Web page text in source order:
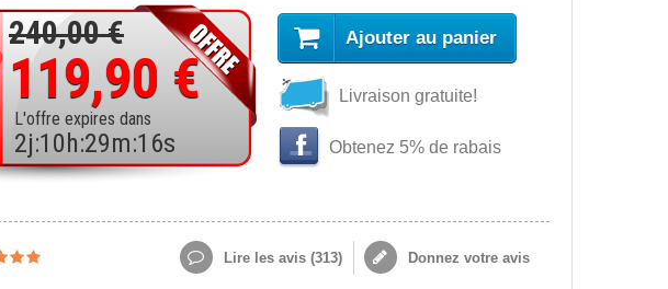
240,00 €
119,90 €
L'offre expires dans
2j:10 h:29m:15s
Ajouter au panier
Livraison gratuite!
Obtenez 5% de rabais
Lire les avis (313) Donnez votre avis